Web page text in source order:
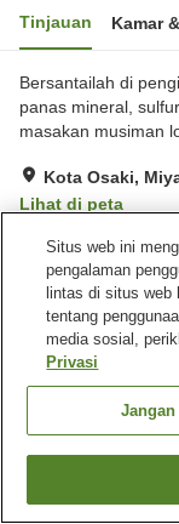
Tinjauan Kamar
Bersantailah di
panas mineral,
masakan musiman
Kota Osaki,
Lihat di peta
Hebat
Fasilitas properti
Tempat parkir
Toko
Beranda Jepang
Echigoya Ryokan
Situs web ini
pengalaman
lintas di situs web
tentang
media sosial,
Privasi